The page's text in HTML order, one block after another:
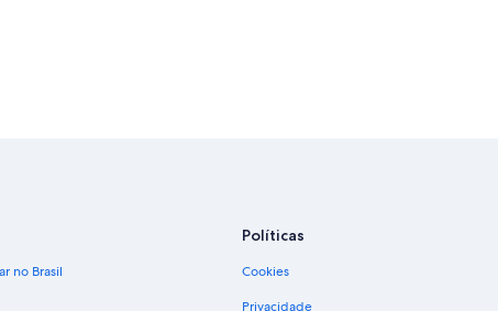
no Brasil
Políticas
Cookies
Privacidade